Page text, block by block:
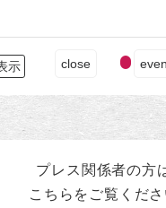
ン
ト
テ
ゴ
close
プレス関係者の方
こちらをご覧くださ